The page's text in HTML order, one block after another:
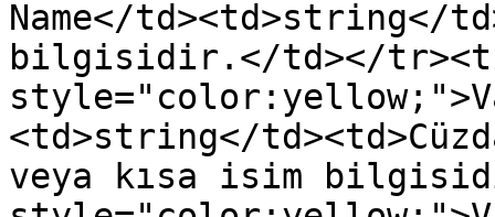
Name</td><td>string</
bilgisidir.</td></
<td>string</
veya kısa isim